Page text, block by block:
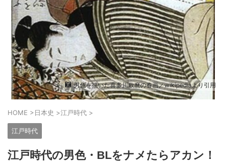
男色を描いた喜多川歌麿の春画／wikipediaより引用
HOME >日本史 >江戸時代 >
江戸時代
江戸時代の男色・BLをナメたらアカン！